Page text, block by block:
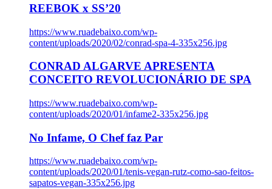
REEBOK x SS’20
https://www.ruadebaixo.com/wp-
content/uploads/2020/02/conrad-spa-4-335x256.jpg
CONRAD ALGARVE APRESENTA
CONCEITO REVOLUCIONÁRIO DE SPA
https://www.ruadebaixo.com/wp-
content/uploads/2020/01/infame2-335x256.jpg
No Infame, O Chef faz Par
https://www.ruadebaixo.com/wp-
content/uploads/2020/01/tenis-vegan-rutz-como-sao-feitos-
sapatos-vegan-335x256.jpg